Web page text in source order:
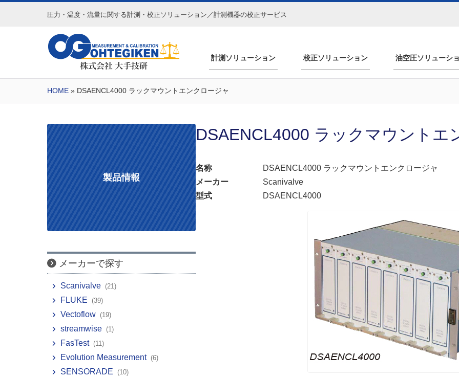
圧力・温度・流量に関する計測・校正ソリューション／計測機器の校正サービス
計測ソリューション 校正ソリューション 油空圧ソリューシ
HOME » DSAENCL4000 ラックマウントエンクロージャ
製品情報
メーカーで探す
Scanivalve (21)
FLUKE (39)
Vectoflow (19)
streamwise (1)
FasTest (11)
Evolution Measurement (6)
SENSORADE (10)
DSAENCL4000 ラックマウントエ
名称
DSAENCL4000 ラックマウントエンクロージャ
メーカー
Scanivalve
型式
DSAENCL4000